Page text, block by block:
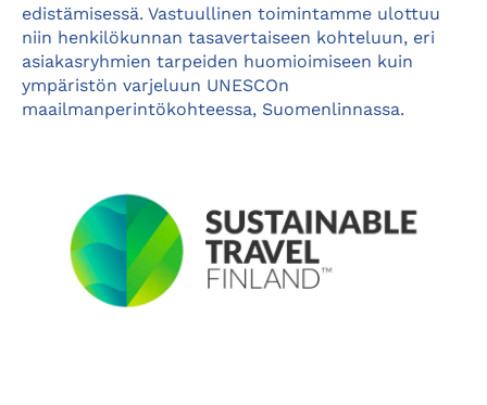
edistämisessä. Vastuullinen toimintamme ulottuu
niin henkilökunnan tasavertaiseen kohteluun, eri
asiakasryhmien tarpeiden huomioimiseen kuin
ympäristön varjeluun UNESCOn
maailmanperintökohteessa, Suomenlinnassa.